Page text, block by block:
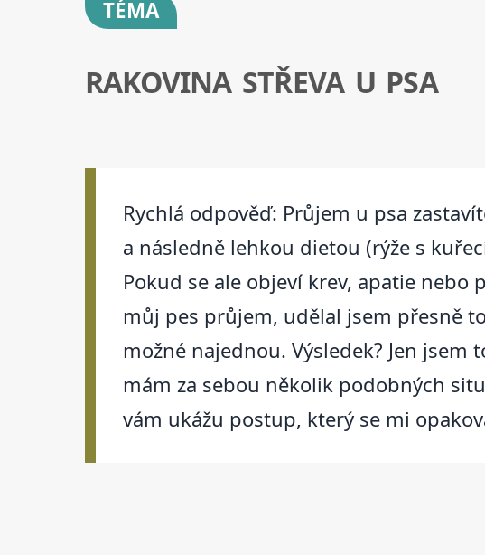
TÉMA
RAKOVINA STŘEVA U PSA
Rychlá odpověď: Průjem u psa
a následně lehkou dietou (rýže s
Pokud se ale objeví krev, apatie nebo
můj pes průjem, udělal jsem přesně
možné najednou. Výsledek? Jen
mám za sebou několik podobných
vám ukážu postup, který se mi